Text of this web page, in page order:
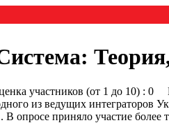
участников (от 1 до 10) : 0
из ведущих интеграторов
В опросе приняло участие более